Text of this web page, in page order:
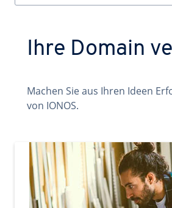
Ihre Domain
Machen Sie aus Ihren Ideen
von IONOS.